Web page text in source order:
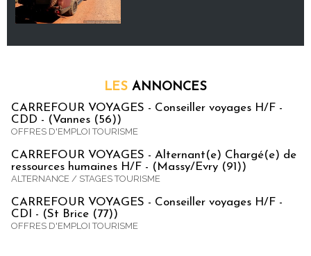
LES ANNONCES
CARREFOUR VOYAGES - Conseiller voyages H/F -
CDD - (Vannes (56))
OFFRES D'EMPLOI TOURISME
CARREFOUR VOYAGES - Alternant(e) Chargé(e) de
ressources humaines H/F - (Massy/Evry (91))
ALTERNANCE / STAGES TOURISME
CARREFOUR VOYAGES - Conseiller voyages H/F -
CDI - (St Brice (77))
OFFRES D'EMPLOI TOURISME